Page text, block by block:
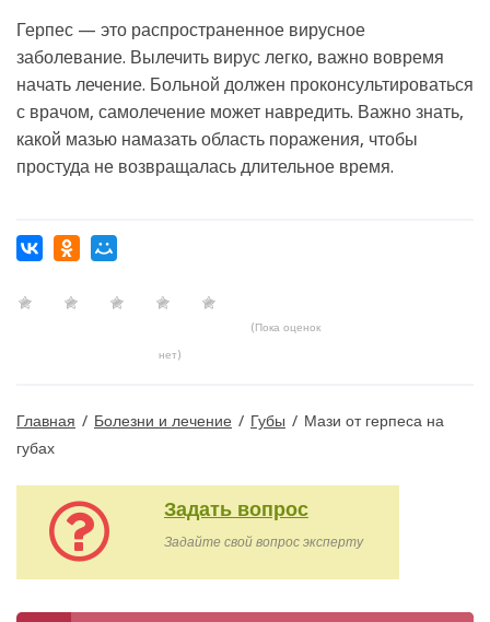
Герпес — это распространенное вирусное
заболевание. Вылечить вирус легко, важно вовремя
начать лечение. Больной должен проконсультироваться
с врачом, самолечение может навредить. Важно знать,
какой мазью намазать область поражения, чтобы
простуда не возвращалась длительное время.
(Пока оценок
нет)
Главная / Болезни и лечение / Губы / Мази от герпеса на
губах
Задать вопрос
Задайте свой вопрос эксперту